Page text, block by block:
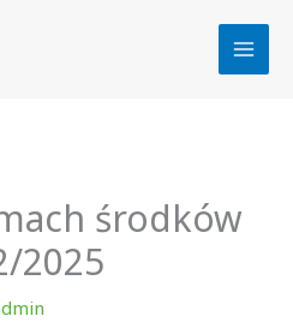
środków
2025